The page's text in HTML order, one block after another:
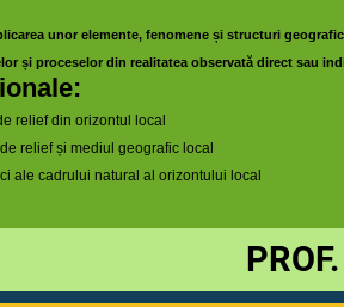
unor elemente, fenomene și structuri
și proceselor din realitatea observată direct sau
relief din orizontul local
relief și mediul geografic local
ale cadrului natural al orizontului local